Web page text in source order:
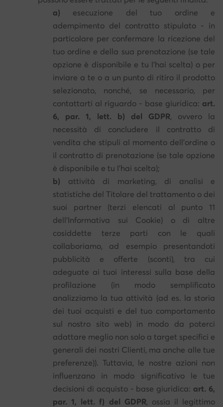
a) esecuzione del tuo ordine e
adempimento del contratto stipulato - in
particolare per confermare la ricezione del
tuo ordine e della sua prenotazione (se tale
opzione è disponibile e tu l'hai scelta) o per
inviare a te o a un punto di ritiro il prodotto
selezionato, nonché, se necessario, per
contattarti al riguardo - base giuridica: art.
6, par. 1, lett. b) del GDPR, ovvero la
necessità di concludere il contratto di
vendita che stipuli al momento dell'ordine o
il contratto di prenotazione (se tale opzione
è disponibile e tu l'hai scelta);
b) attività di marketing, di analisi e
statistiche del Titolare del trattamento o dei
suoi partner (terzi elencati al punto 11
dell'Informativa sui Cookie) o di altre
cosiddette terze parti con le quali
collaboriamo, ad esempio presentandoti
pubblicità e offerte (sconti), tra cui
adeguate ai tuoi interessi sulla base della
profilazione (in modo semplificato
analizziamo la tua attività (ad es. la storia
dei tuoi acquisti e del tuo comportamento
sul nostro sito web) in modo da poterci
adattare meglio non solo a target specifici e
generali dei nostri Clienti, ma anche alle tue
preferenze)). Tuttavia, le nostre azioni non
influenzano in modo significativo le tue
decisioni di acquisto - base giuridica: art. 6,
par. 1, lett. f) del GDPR, ossia il legittimo